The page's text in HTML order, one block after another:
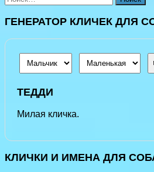
ГЕНЕРАТОР КЛИЧЕК ДЛЯ
ТЕДДИ
Милая кличка.
КЛИЧКИ И ИМЕНА ДЛЯ